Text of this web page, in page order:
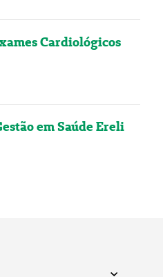
Cardiológicos
em Saúde Ereli